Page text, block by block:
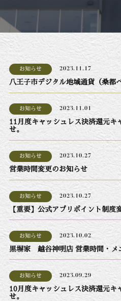
お知らせ 2023.11.17
八王子市デジタル地域通貨（桑都
お知らせ 2023.11.01
11月度キャッシュレス決済還元キ
せ。
お知らせ 2023.10.27
営業時間変更のお知らせ
お知らせ 2023.10.27
【重要】公式アプリポイント制度
お知らせ 2023.10.02
黒塀家 越谷神明店 営業時間・メ
お知らせ 2023.09.29
10月度キャッシュレス決済還元キ
せ。